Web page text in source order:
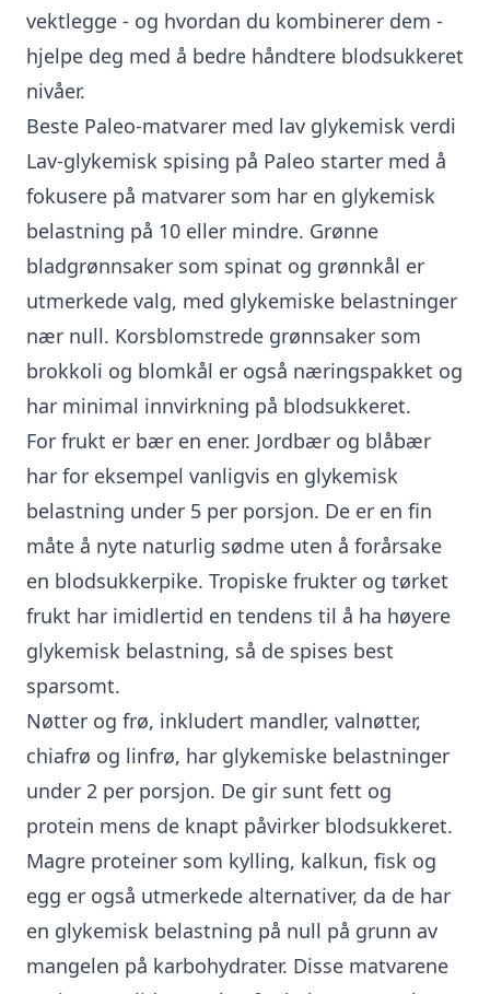
vektlegge - og hvordan du kombinerer dem -
hjelpe deg med å bedre håndtere blodsukkeret
nivåer.
Beste Paleo-matvarer med lav glykemisk verdi
Lav-glykemisk spising på Paleo starter med å
fokusere på matvarer som har en glykemisk
belastning på 10 eller mindre. Grønne
bladgrønnsaker som spinat og grønnkål er
utmerkede valg, med glykemiske belastninger
nær null. Korsblomstrede grønnsaker som
brokkoli og blomkål er også næringspakket og
har minimal innvirkning på blodsukkeret.
For frukt er bær en ener. Jordbær og blåbær
har for eksempel vanligvis en glykemisk
belastning under 5 per porsjon. De er en fin
måte å nyte naturlig sødme uten å forårsake
en blodsukkerpike. Tropiske frukter og tørket
frukt har imidlertid en tendens til å ha høyere
glykemisk belastning, så de spises best
sparsomt.
Nøtter og frø, inkludert mandler, valnøtter,
chiafrø og linfrø, har glykemiske belastninger
under 2 per porsjon. De gir sunt fett og
protein mens de knapt påvirker blodsukkeret.
Magre proteiner som kylling, kalkun, fisk og
egg er også utmerkede alternativer, da de har
en glykemisk belastning på null på grunn av
mangelen på karbohydrater. Disse matvarene